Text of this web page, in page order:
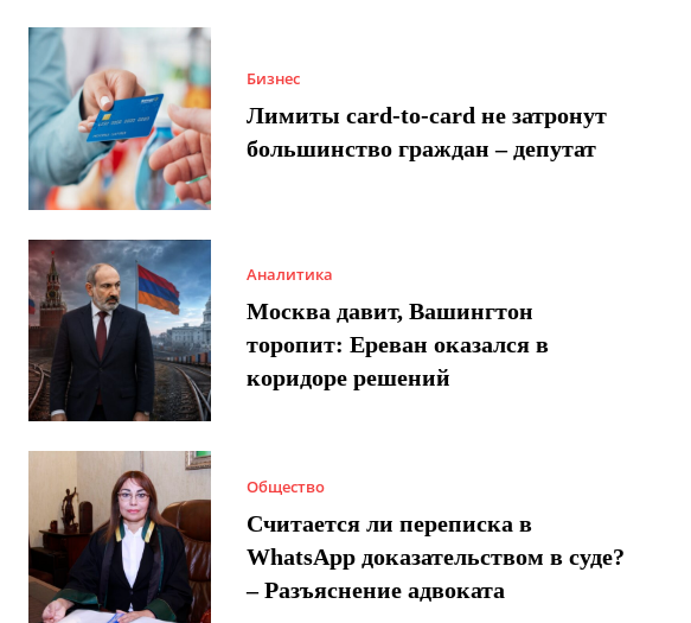
Бизнес
Лимиты card-to-card не затронут
большинство граждан – депутат
Аналитика
Москва давит, Вашингтон
торопит: Ереван оказался в
коридоре решений
Общество
Считается ли переписка в
WhatsApp доказательством в суде?
– Разъяснение адвоката